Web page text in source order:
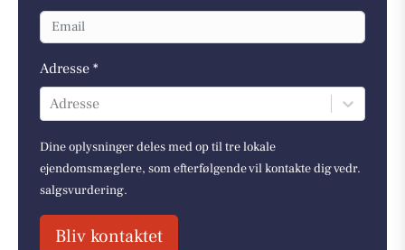
Adresse *
Adresse
Dine oplysninger deles med op til tre lokale
ejendomsmæglere, som efterfølgende vil kontakte dig vedr.
salgsvurdering.
Bliv kontaktet